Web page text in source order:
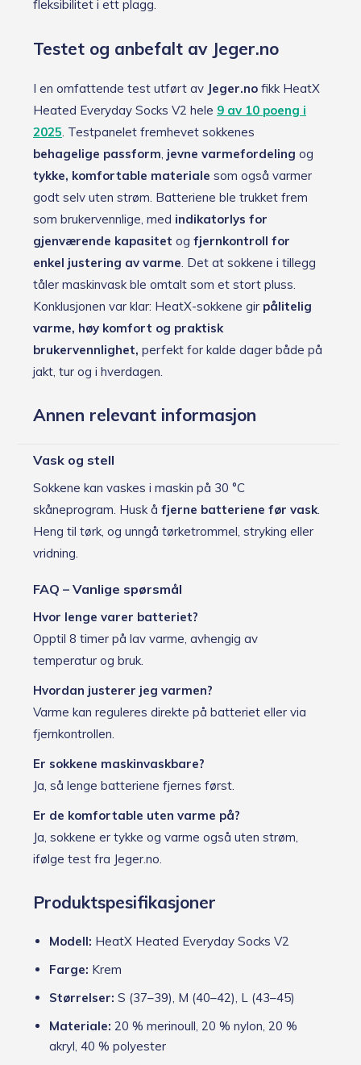
fleksibilitet i ett plagg.
Testet og anbefalt av Jeger.no
I en omfattende test utført av Jeger.no fikk HeatX
Heated Everyday Socks V2 hele 9 av 10 poeng i
2025 . Testpanelet fremhevet sokkenes
behagelige passform jevne varmefordeling og
tykke, komfortable materiale som også varmer
godt selv uten strøm. Batteriene ble trukket frem
som brukervennlige, med indikatorlys for
gjenværende kapasitet og fjernkontroll for
enkel justering av varme . Det at sokkene i tillegg
tåler maskinvask ble omtalt som et stort pluss.
Konklusjonen var klar: HeatX-sokkene gir pålitelig
varme, høy komfort og praktisk
brukervennlighet, perfekt for kalde dager både på
jakt, tur og i hverdagen.
Annen relevant informasjon
Vask og stell
Sokkene kan vaskes i maskin på 30 °C
skåneprogram. Husk å fjerne batteriene før vask.
Heng til tørk, og unngå tørketrommel, stryking eller
vridning.
FAQ – Vanlige spørsmål
Hvor lenge varer batteriet?
Opptil 8 timer på lav varme, avhengig av
temperatur og bruk.
Hvordan justerer jeg varmen?
Varme kan reguleres direkte på batteriet eller via
fjernkontrollen.
Er sokkene maskinvaskbare?
Ja, så lenge batteriene fjernes først.
Er de komfortable uten varme på?
Ja, sokkene er tykke og varme også uten strøm,
ifølge test fra Jeger.no.
Produktspesifikasjoner
Modell: HeatX Heated Everyday Socks V2
Farge: Krem
Størrelser: S (37–39), M (40–42), L (43–45)
Materiale: 20 % merinoull, 20 % nylon, 20 %
akryl, 40 % polyester